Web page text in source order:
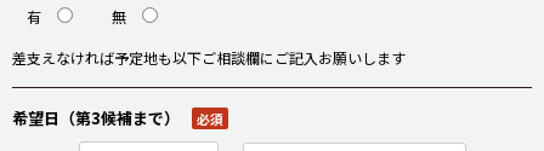
有
無
差支えなければ予定地も以下ご相談欄にご記入お願いします
希望日（第3候補まで） 必須